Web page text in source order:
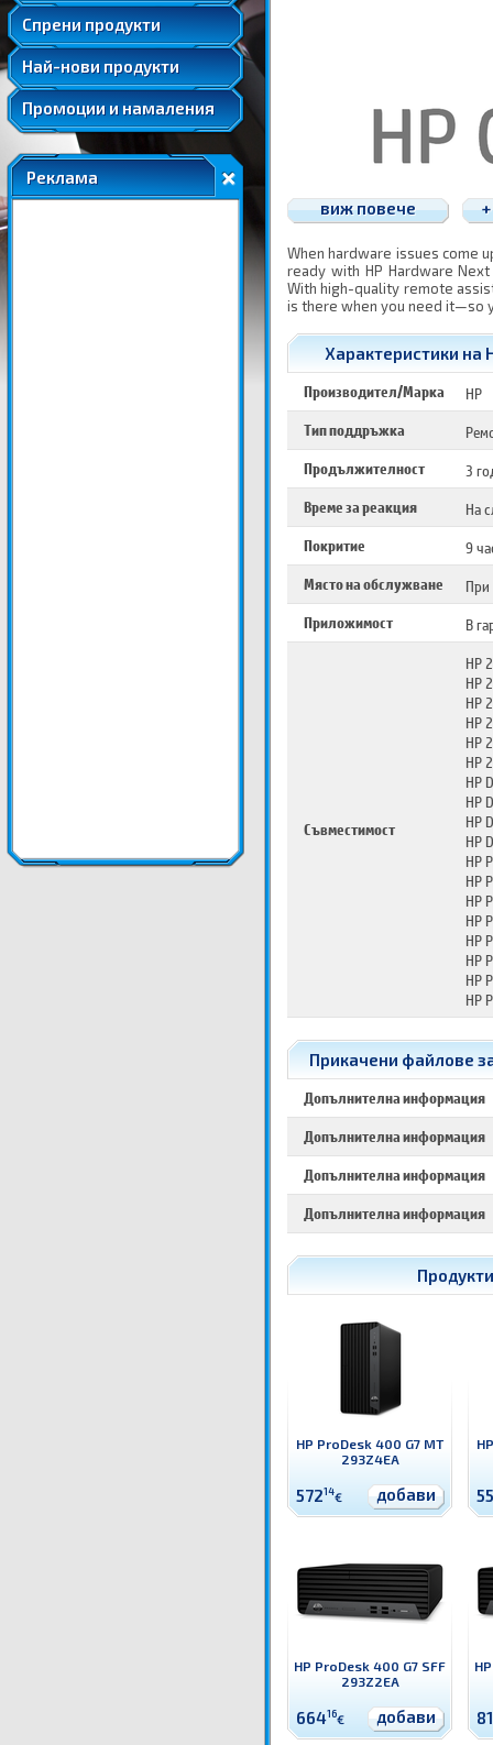
Спрени продукти
Удължени и допълнителни гаранции
Най-нови продукти
Промоции и намаления
Реклама
виж повече
When hardware issues come
ready with HP Hardware
With high-quality remote
is there when you need it—so
Характеристики на
Производител/Марка
HP
Тип поддръжка
Продължителност
3
Време за реакция
На
Покритие
9
Място на обслужване
При
Приложимост
В
Съвместимост
HP
HP
HP
HP
HP
HP
HP
HP
HP
HP
HP
HP
HP
HP
HP
HP
HP
HP
Прикачени файлове
Допълнителна информация
Допълнителна информация
Допълнителна информация
Допълнителна информация
HP ProDesk 400 G7 MT
293Z4EA
57214€ добави
HP ProDesk 400 G7 SFF
293Z2EA
66416€ добави